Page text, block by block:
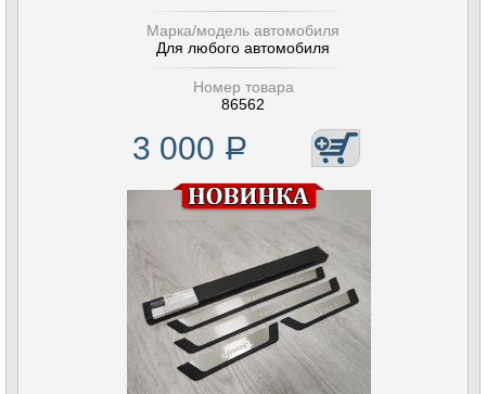
Марка/модель автомобиля
Для любого автомобиля
Номер товара
86562
3 000 Р